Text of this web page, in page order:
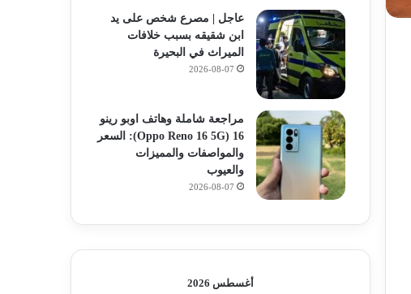
عاجل | مصرع شخص على يد
ابن شقيقه بسبب خلافات
الميراث في البحيرة
2026-08-07
مراجعة شاملة وهاتف اوبو رينو
16 (Oppo Reno 16 5G): السعر
والمواصفات والمميزات
والعيوب
2026-08-07
أغسطس 2026